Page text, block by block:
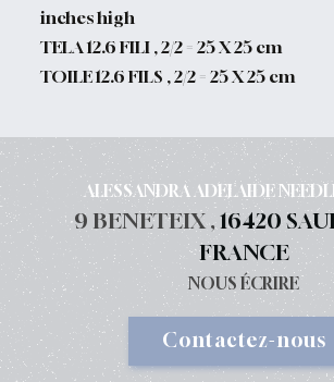
inches high
TELA 12.6 FILI , 2/2 = 25 X 25 cm
TOILE 12.6 FILS , 2/2 = 25 X 25 cm
ALESSANDRA ADELAIDE
9 BENETEIX , 16420
FRANCE
NOUS ÉCRIRE
Contactez-nous